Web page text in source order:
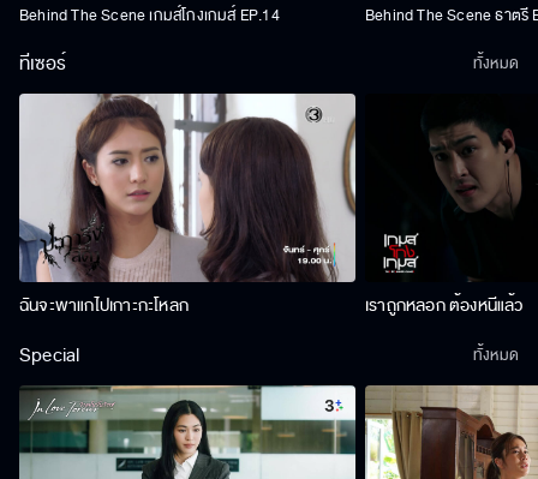
Behind The Scene เกมส์โกงเกมส์ EP.14 Behind The Scene ธาตรี
ทีเซอร์
ฉันจะพาแกไปเกาะกะโหลก เราถูกหลอก ต้องหนีแล้ว
ทั้งหมด
Special ทั้งหมด